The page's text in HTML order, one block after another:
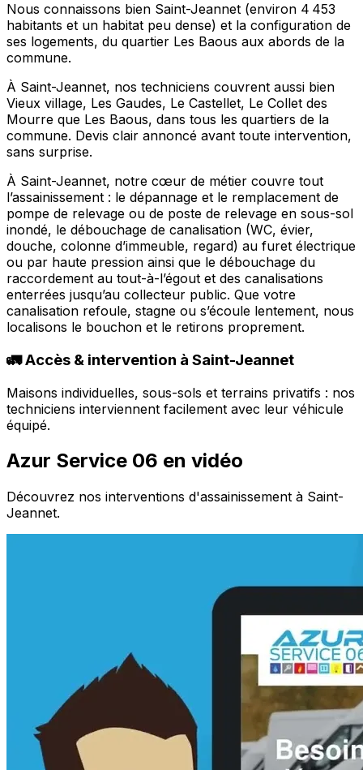
Nous connaissons bien Saint-Jeannet (environ 4 453
habitants et un habitat peu dense) et la configuration de
ses logements, du quartier Les Baous aux abords de la
commune.
À Saint-Jeannet, nos techniciens couvrent aussi bien
Vieux village, Les Gaudes, Le Castellet, Le Collet des
Mourre que Les Baous, dans tous les quartiers de la
commune. Devis clair annoncé avant toute intervention,
sans surprise.
À Saint-Jeannet, notre cœur de métier couvre tout
l’assainissement : le dépannage et le remplacement de
pompe de relevage ou de poste de relevage en sous-sol
inondé, le débouchage de canalisation (WC, évier,
douche, colonne d’immeuble, regard) au furet électrique
ou par haute pression ainsi que le débouchage du
raccordement au tout-à-l’égout et des canalisations
enterrées jusqu’au collecteur public. Que votre
canalisation refoule, stagne ou s’écoule lentement, nous
localisons le bouchon et le retirons proprement.
🚛 Accès & intervention à Saint-Jeannet
Maisons individuelles, sous-sols et terrains privatifs : nos
techniciens interviennent facilement avec leur véhicule
équipé.
Azur Service 06 en vidéo
Découvrez nos interventions d'assainissement à Saint-
Jeannet.